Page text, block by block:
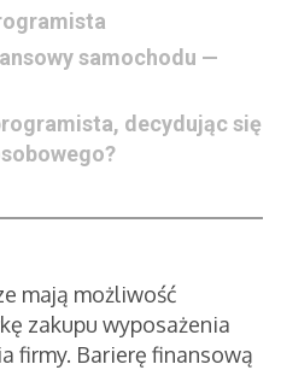
samochodu —
decydując się
mają możliwość
zakupu wyposażenia
firmy. Barierę finansową